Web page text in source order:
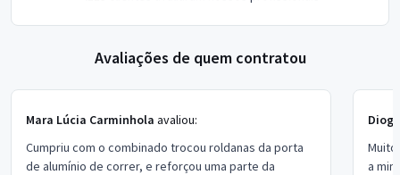
Avaliações de quem contratou
Mara Lúcia Carminhola avaliou:
Cumpriu com o combinado trocou roldanas da porta
de alumínio de correr, e reforçou uma parte da
a